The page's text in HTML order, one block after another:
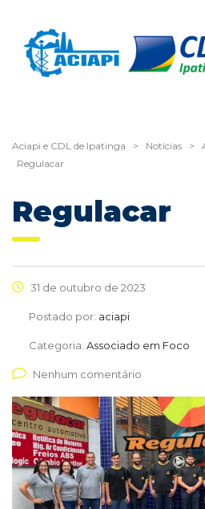
Aciapi e CDL de Ipatinga > Notícias >
Regulacar
Regulacar
31 de outubro de 2023
Postado por: aciapi
Categoria: Associado em Foco
Nenhum comentário